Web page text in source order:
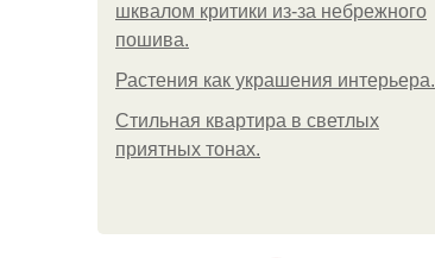
шквалом критики из-за небрежного
пошива.
Растения как украшения интерьера.
Стильная квартира в светлых
приятных тонах.